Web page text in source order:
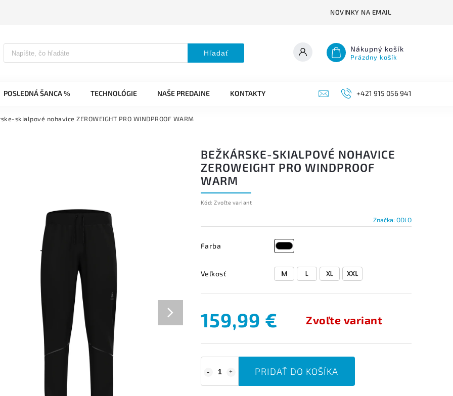
NOVINKY NA EMAIL
Hľadať Nákupný košík
Prázdny košík
POSLEDNÁ ŠANCA % TECHNOLÓGIE NAŠE PREDAJNE KONTAKTY +421 915 056 941
skialpové nohavice ZEROWEIGHT PRO WINDPROOF WARM
BEŽKÁRSKE-SKIALPOVÉ NOHAVICE
ZEROWEIGHT PRO WINDPROOF
WARM
Kód: Zvoľte variant
Značka: ODLO
Farba
Veľkosť
159,99 € Zvoľte variant
PRIDAŤ DO KOŠÍKA